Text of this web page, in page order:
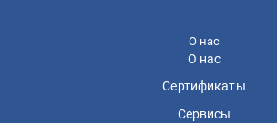
О нас
О нас
Сертификаты
Сервисы